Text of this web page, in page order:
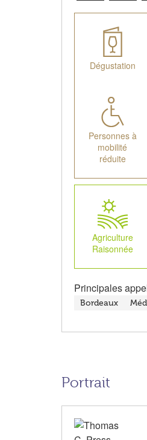
Dégustation
Personnes à
mobilité
réduite
Agriculture
Raisonnée
Principales
Bordeaux
Portrait